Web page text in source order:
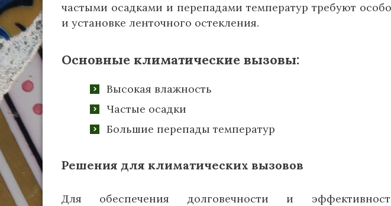
частыми осадками и перепадами температур требуют
и установке ленточного остекления.
Основные климатические вызовы:
Высокая влажность
Частые осадки
Большие перепады температур
Решения для климатических вызовов
Для обеспечения долговечности и